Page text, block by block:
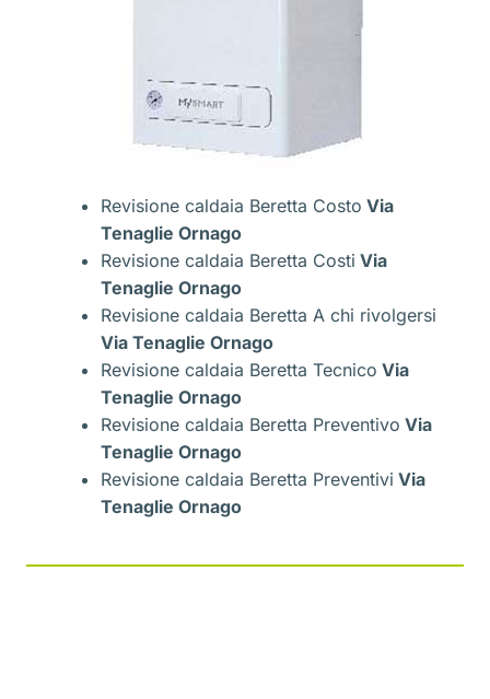
Revisione caldaia Beretta Costo Via
Tenaglie Ornago
Revisione caldaia Beretta Costi Via
Tenaglie Ornago
Revisione caldaia Beretta A chi rivolgersi
Via Tenaglie Ornago
Revisione caldaia Beretta Tecnico Via
Tenaglie Ornago
Revisione caldaia Beretta Preventivo Via
Tenaglie Ornago
Revisione caldaia Beretta Preventivi Via
Tenaglie Ornago